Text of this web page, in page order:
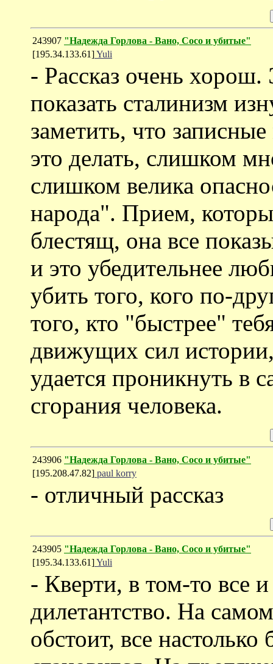
243907 "Надежда Горлова - Вано, Сосо и убитые"
[195.34.133.61]Yuli
- Рассказ очень
показать сталинизм
заметить, что
это делать, слишком
слишком велика
народа". Прием,
блестящ, она все
и это убедительнее
убить того, кого по-
того, кто "быстрее"
движущих сил
удается проникнуть в
сгорания человека.
243906 "Надежда Горлова - Вано, Сосо и убитые"
[195.208.47.82] paul korry
- отличный рассказ
243905 "Надежда Горлова - Вано, Сосо и убитые"
[195.34.133.61]Yuli
- Кверти, в том-то все
дилетантство. На
обстоит, все